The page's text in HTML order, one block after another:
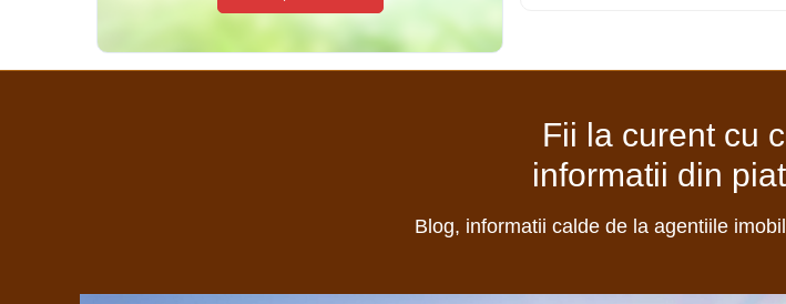
Fii la curent cu
informatii din
Blog, informatii calde de la agentiile